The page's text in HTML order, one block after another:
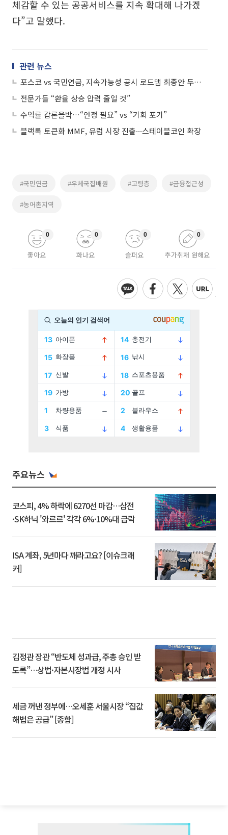
체감할 수 있는 공공서비스를 지속 확대해 나가겠
다”고 말했다.
관련 뉴스
포스코 vs 국민연금, 지속가능성 공시 로드맵 최종안 두고 '온도차'
전문가들 “환율 상승 압력 줄일 것”
수익률 갑론을박…“안정 필요” vs “기회 포기”
블랙록 토큰화 MMF, 유럽 시장 진출∙∙∙스테이블코인 확장
#국민연금 #우체국집배원 #고령층 #금융접근성
#농어촌지역
좋아요
0
화나요
0
슬퍼요
0
추가취재 원해요
0
주요뉴스
코스피, 4% 하락에 6270선 마감…삼전
·SK하닉 '와르르' 각각 6%·10%대 급락
ISA 계좌, 5년마다 깨라고요? [이슈크래
커]
김정관 장관 “반도체 성과급, 주총 승인 받
도록”…상법·자본시장법 개정 시사
세금 꺼낸 정부에…오세훈 서울시장 “집값
해법은 공급” [종합]